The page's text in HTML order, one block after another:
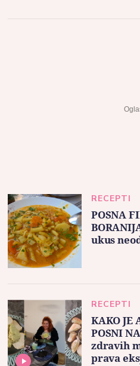
RECEPTI
POSNA
ukus
RECEPTI
KAKO JE
POSNI
zdravih
prava